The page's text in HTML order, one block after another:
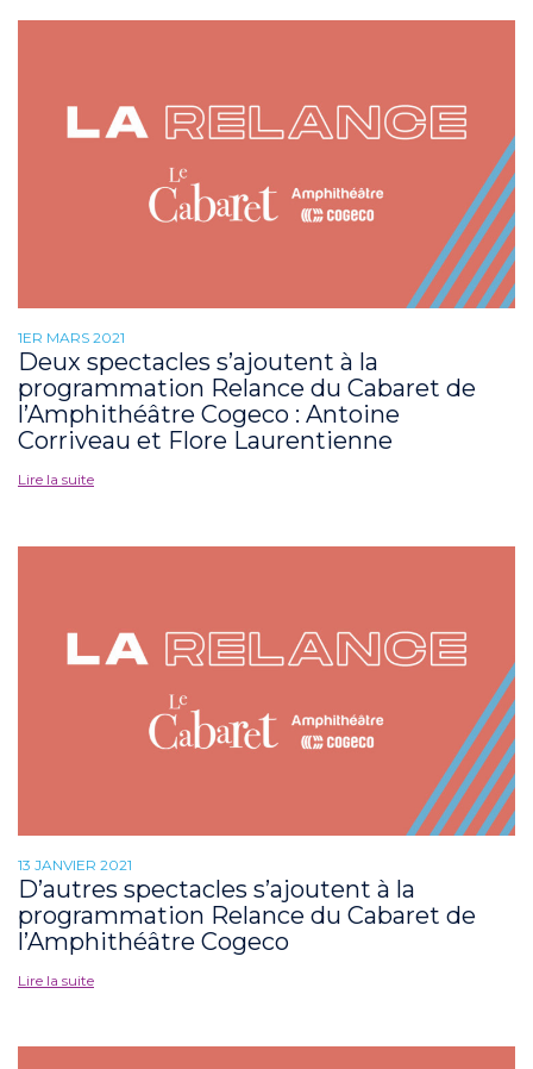
1ER MARS 2021
Deux spectacles s’ajoutent à la
programmation Relance du Cabaret de
l’Amphithéâtre Cogeco : Antoine
Corriveau et Flore Laurentienne
Lire la suite
13 JANVIER 2021
D’autres spectacles s’ajoutent à la
programmation Relance du Cabaret de
l’Amphithéâtre Cogeco
Lire la suite